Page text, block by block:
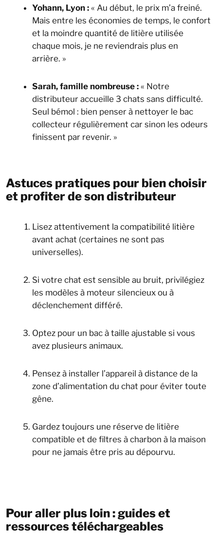
Yohann, Lyon : « Au début, le prix m’a freiné.
Mais entre les économies de temps, le confort
et la moindre quantité de litière utilisée
chaque mois, je ne reviendrais plus en
arrière. »
Sarah, famille nombreuse : « Notre
distributeur accueille 3 chats sans difficulté.
Seul bémol : bien penser à nettoyer le bac
collecteur régulièrement car sinon les odeurs
finissent par revenir. »
Astuces pratiques pour bien choisir
et profiter de son distributeur
Lisez attentivement la compatibilité litière
avant achat (certaines ne sont pas
universelles).
Si votre chat est sensible au bruit, privilégiez
les modèles à moteur silencieux ou à
déclenchement différé.
Optez pour un bac à taille ajustable si vous
avez plusieurs animaux.
Pensez à installer l’appareil à distance de la
zone d’alimentation du chat pour éviter toute
gêne.
Gardez toujours une réserve de litière
compatible et de filtres à charbon à la maison
pour ne jamais être pris au dépourvu.
Pour aller plus loin : guides et
ressources téléchargeables